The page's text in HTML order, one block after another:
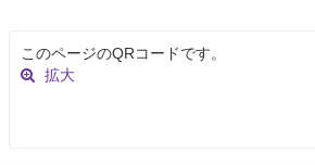
このページのQRコードです。
拡大